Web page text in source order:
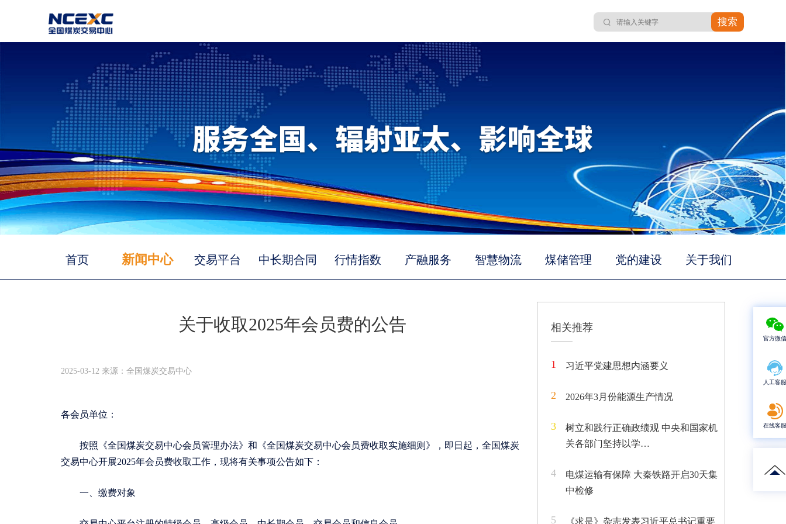
搜索
首页 新闻中心 交易平台 中长期合同 行情指数 产融服务 智慧物流 煤储管理 党的建设 关于我们
关于收取2025年会员费的公告
2025-03-12 来源：全国煤炭交易中心
各会员单位：
按照《全国煤炭交易中心会员管理办法》和《全国煤炭交易中心会员费收取实施细则》，即日起，全国煤炭
交易中心开展2025年会员费收取工作，现将有关事项公告如下：
一、缴费对象
相关推荐
1 习近平党建思想内涵要义
2 2026年3月份能源生产情况
3
树立和践行正确政绩观 中央和国家机
关各部门坚持以学…
4
电煤运输有保障 大秦铁路开启30天集
中检修
5 《求是》杂志发表习近平总书记重要
官方微信
人工客服
在线客服